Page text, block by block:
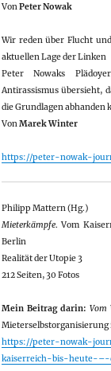
VonPeter Nowak
Wir reden über Flucht
aktuellen Lage der Linken
Peter Nowaks
Antirassismus übersieht,
die Grundlagen abhanden
VonMarek Winter
https://peter-nowak-
Philipp Mattern (Hg.)
Mieterkämpfe. Vom
Berlin
Realität der Utopie 3
212 Seiten, 30 Fotos
Mein Beitrag darin: Vom
https://peter-nowak-
kaiserreich-bis-heute-